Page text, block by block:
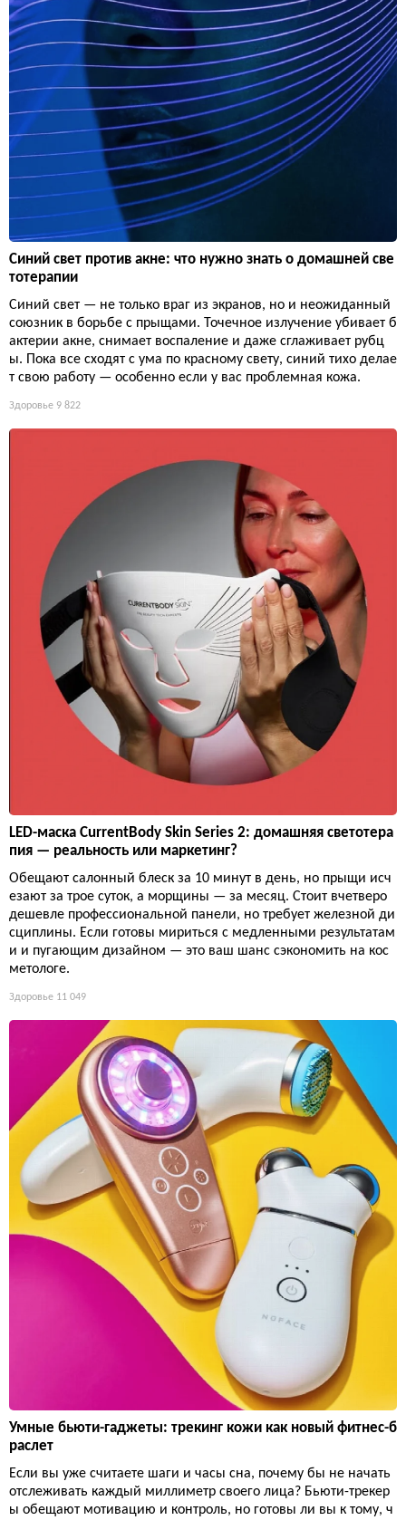
Синий свет против акне: что нужно знать о домашней све
тотерапии
Синий свет — не только враг из экранов, но и неожиданный
союзник в борьбе с прыщами. Точечное излучение убивает б
актерии акне, снимает воспаление и даже сглаживает рубц
ы. Пока все сходят с ума по красному свету, синий тихо делае
т свою работу — особенно если у вас проблемная кожа.
Здоровье 9 822
LED-маска CurrentBody Skin Series 2: домашняя светотера
пия — реальность или маркетинг?
Обещают салонный блеск за 10 минут в день, но прыщи исч
езают за трое суток, а морщины — за месяц. Стоит вчетверо
дешевле профессиональной панели, но требует железной ди
сциплины. Если готовы мириться с медленными результатам
и и пугающим дизайном — это ваш шанс сэкономить на кос
метологе.
Здоровье 11 049
Умные бьюти-гаджеты: трекинг кожи как новый фитнес-б
раслет
Если вы уже считаете шаги и часы сна, почему бы не начать
отслеживать каждый миллиметр своего лица? Бьюти-трекер
ы обещают мотивацию и контроль, но готовы ли вы к тому, ч